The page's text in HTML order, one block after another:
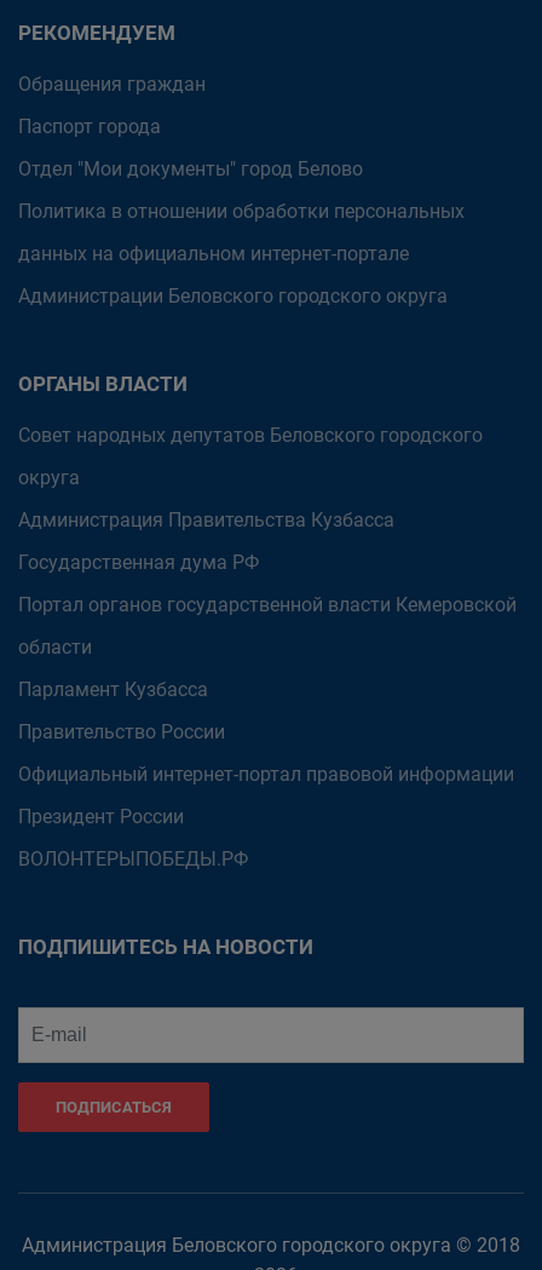
РЕКОМЕНДУЕМ
Обращения граждан
Паспорт города
Отдел "Мои документы" город Белово
Политика в отношении обработки персональных
данных на официальном интернет-портале
Администрации Беловского городского округа
ОРГАНЫ ВЛАСТИ
Совет народных депутатов Беловского городского
округа
Администрация Правительства Кузбасса
Государственная дума РФ
Портал органов государственной власти Кемеровской
области
Парламент Кузбасса
Правительство России
Официальный интернет-портал правовой информации
Президент России
ВОЛОНТЕРЫПОБЕДЫ.РФ
ПОДПИШИТЕСЬ НА НОВОСТИ
ПОДПИСАТЬСЯ
Администрация Беловского городского округа © 2018